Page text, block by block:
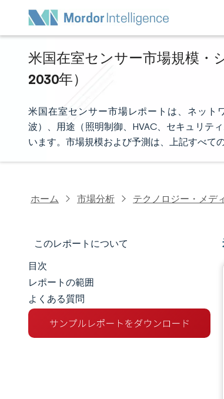
米国在室センサー市場規模・
2030年）
米国在室センサー市場レポートは、ネット
波）、用途（照明制御、HVAC、セキュリテ
います。市場規模および予測は、上記すべて
ホーム 市場分析 テクノロジー・メデ
このレポートについて
マーケットスナップショット
市場概要
主な市場動向
目次
レポートの範囲
よくある質問